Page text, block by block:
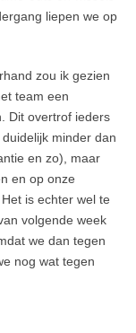
liepen we op
zou ik gezien
team een
Dit overtrof ieders
minder dan
en zo), maar
en op onze
is echter wel te
volgende week
we dan tegen
nog wat tegen